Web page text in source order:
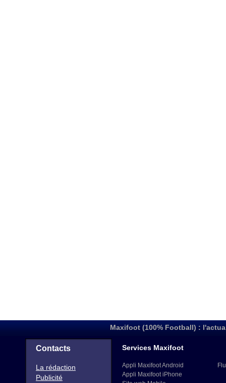
Maxifoot (100% Football) :
Contacts
La rédaction
Publicité
Services Maxifoot
Appli Maxifoot Android
Appli Maxifoot iPhone